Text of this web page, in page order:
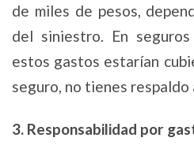
de miles de pesos,
del siniestro. En
estos gastos estarían
seguro, no tienes respaldo
3. Responsabilidad por